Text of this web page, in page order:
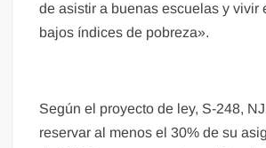
de asistir a buenas escuelas y vivir
bajos índices de pobreza».
Según el proyecto de ley, S-248,
reservar al menos el 30% de su